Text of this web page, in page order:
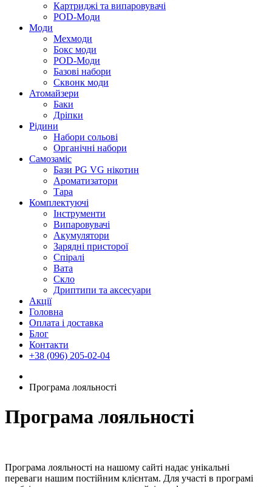
Картриджі та випаровувачі
POD-Моди
Моди
Мехмоди
Бокс моди
POD-Моди
Базові набори
Сквонк моди
Атомайзери
Баки
Дріпки
Рідини
Набори сольові
Органічні набори
Самозаміс
Бази PG VG нікотин
Ароматизатори
Тара
Комплектуючі
Інструменти
Випаровувачі
Акумулятори
Зарядні присторої
Спіралі
Вата
Скло
Дриптипи та аксесуари
Акції
Головна
Оплата і доставка
Блог
Контакти
+38 (096) 205-02-04
Програма лояльності
Програма лояльності
Програма лояльності на нашому сайті надає унікальні
переваги нашим постійним клієнтам. Для участі в програмі